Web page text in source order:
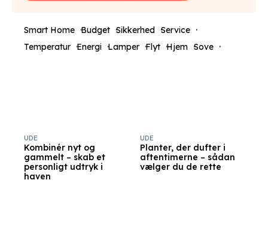
Smart Home Budget Sikkerhed Service
Temperatur Energi Lamper Flyt Hjem Sove
Kombinér nyt og
gammelt – skab et
personligt udtryk i
haven
UDE
Planter, der dufter i
aftentimerne – sådan
vælger du de rette
UDE